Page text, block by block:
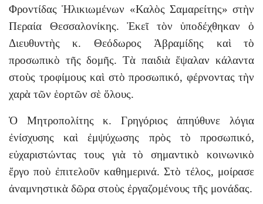
Φροντίδας Ἡλικιωμένων «Καλὸς Σαμαρείτης» στὴν
Περαία Θεσσαλονίκης. Ἐκεῖ τὸν ὑποδέχθηκαν ὁ
Διευθυντὴς κ. Θεόδωρος Ἀβραμίδης καὶ τὸ
προσωπικὸ τῆς δομῆς. Τὰ παιδιὰ ἔψαλαν κάλαντα
στοὺς τροφίμους καὶ στὸ προσωπικό, φέρνοντας τὴν
χαρὰ τῶν ἑορτῶν σὲ ὅλους.
Ὁ Μητροπολίτης κ. Γρηγόριος ἀπηύθυνε λόγια
ἐνίσχυσης καὶ ἐμψύχωσης πρὸς τὸ προσωπικό,
εὐχαριστώντας τους γιὰ τὸ σημαντικὸ κοινωνικὸ
ἔργο ποὺ ἐπιτελοῦν καθημερινά. Στὸ τέλος, μοίρασε
ἀναμνηστικὰ δῶρα στοὺς ἐργαζομένους τῆς μονάδας.